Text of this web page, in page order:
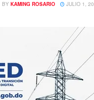
BY KAMING ROSARIO JULIO 1,